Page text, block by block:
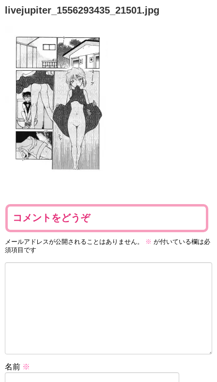
livejupiter_1556293435_21501.jpg
コメントをどうぞ
メールアドレスが公開されることはありません。 ※ が付いている欄は必
須項目です
名前 ※